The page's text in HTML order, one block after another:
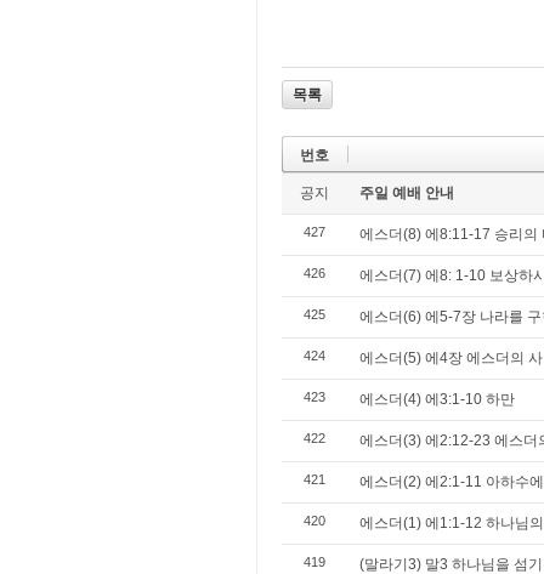
목록
번호
공지 주일 예배 안내
427 에스더(8) 에8:11-17 승리의
426 에스더(7) 에8: 1-10 보상하
425 에스더(6) 에5-7장 나라를
424 에스더(5) 에4장 에스더의
423 에스더(4) 에3:1-10 하만
422 에스더(3) 에2:12-23 에스더
421 에스더(2) 에2:1-11 아하수
420 에스더(1) 에1:1-12 하나님
419 (말라기3) 말3 하나님을 섬